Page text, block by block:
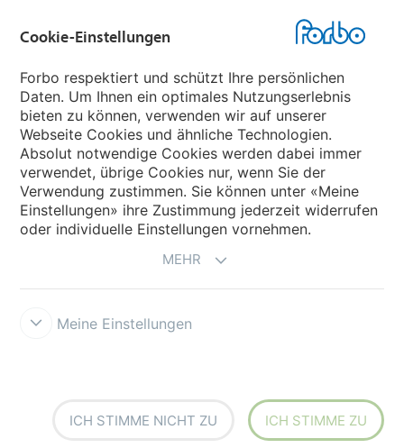
Forbo-Gruppe
Forbo Flooring Systems
Forbo Movement Systems
Cookie-Einstellungen
Forbo respektiert und schützt Ihre persönlichen
Daten. Um Ihnen ein optimales Nutzungserlebnis
bieten zu können, verwenden wir auf unserer
Webseite Cookies und ähnliche Technologien.
Absolut notwendige Cookies werden dabei immer
verwendet, übrige Cookies nur, wenn Sie der
Verwendung zustimmen. Sie können unter «Meine
Einstellungen» ihre Zustimmung jederzeit widerrufen
oder individuelle Einstellungen vornehmen.
MEHR
Meine Einstellungen
ICH STIMME NICHT ZU ICH STIMME ZU